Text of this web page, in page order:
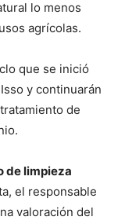
lo menos
agrícolas.
que se inició
y continuarán
de
de limpieza
el responsable
valoración del